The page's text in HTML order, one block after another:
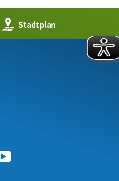
Stadtplan
(Öffnet
in
einem